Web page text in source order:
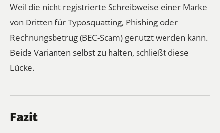
Weil die nicht registrierte Schreibweise einer Marke
von Dritten für Typosquatting, Phishing oder
Rechnungsbetrug (BEC-Scam) genutzt werden kann.
Beide Varianten selbst zu halten, schließt diese
Lücke.
Fazit